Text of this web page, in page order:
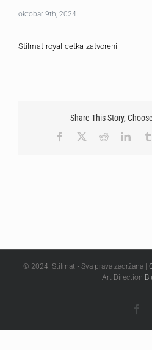
oktobar 9th, 2024
Stilmat-royal-cetka-zatvoreni
Share This Story,
Facebook
Reddit
© 2024. Stilmat • Sva prava zadržana |
Art Direction